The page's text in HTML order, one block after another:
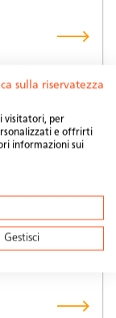
sulla riservatezza
visitatori, per
e offrirti
informazioni sui
Gestisci